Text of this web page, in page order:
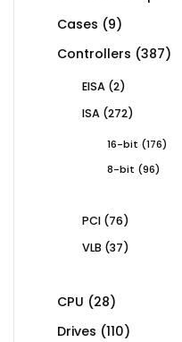
Cases 99
products
Controllers 387387
EISA 22
ISA 272272
16-bit 176176
8-bit
9696
PCI 7676
VLB 3737
CPU 2828
products
Drives 110110